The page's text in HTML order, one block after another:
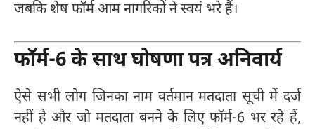
जबकि शेष फॉर्म आम नागरिकों ने स्वयं भरे हैं।
फॉर्म-6 के साथ घोषणा पत्र अनिवार्य
ऐसे सभी लोग जिनका नाम वर्तमान मतदाता सूची में दर्ज
नहीं है और जो मतदाता बनने के लिए फॉर्म-6 भर रहे हैं,